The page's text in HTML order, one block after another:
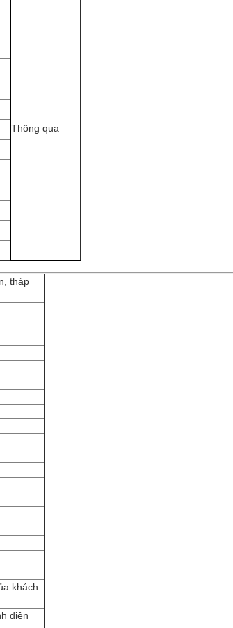
Thông qua
tháp
khách
điện